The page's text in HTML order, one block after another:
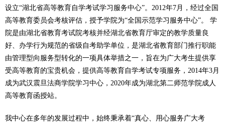
设立“湖北省高等教育自学考试学习服务中心”。2012年7月，经过全国
高等教育委员会考核评估，授予学院为“全国示范学习服务中心”。 学
院是由湖北省教育考试院考核并经湖北省教育厅审定的教学质量良
好、办学行为规范的省级自考助学单位，是湖北省教育部门推行职能
由管理型向服务型转化的一项具体举措之一，旨在为广大考生提供享
受高等教育的宝贵机会，提供高等教育自学考试专项服务，2014年3月
成为武汉震旦法商学院学习中心，2020年成为湖北第二师范学院成人
高等教育函授站。
我中心在多年的发展过程中，始终秉承着“真心、用心服务广大考